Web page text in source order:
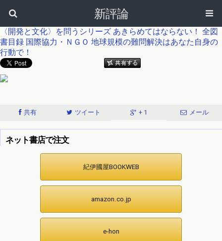
新評論
〈開発と文化〉を問うシリーズ あきらめてはならない！ 全図
書目録 国際協力・ＮＧＯ 地球規模の難問解決はあなた自身の
行動で！
共有 ツイート + 1 メール
ネット書店で注文
紀伊國屋BOOKWEB
amazon.co.jp
e-hon